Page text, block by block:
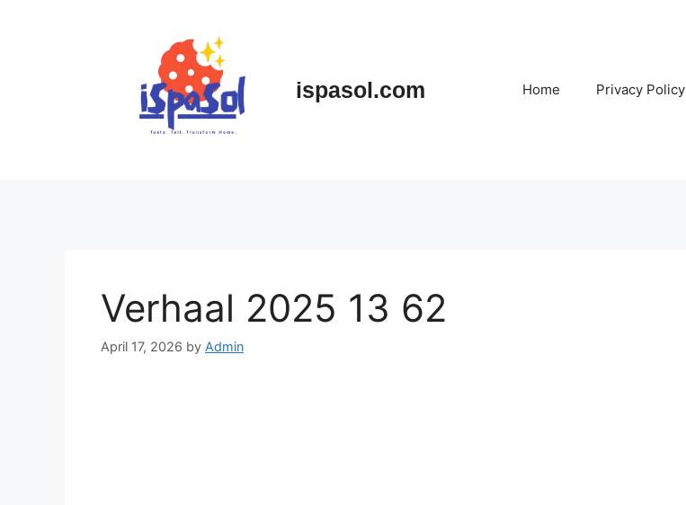
ispasol.com Home Privacy Policy
Verhaal 2025 13 62
April 17, 2026 by Admin